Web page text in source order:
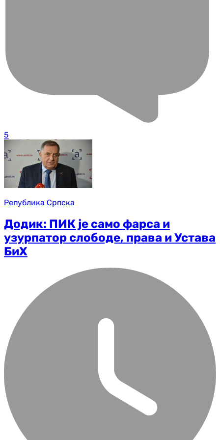
5
Република Српска
Додик: ПИК је само фарса и
узурпатор слободе, права и Устава
БиХ